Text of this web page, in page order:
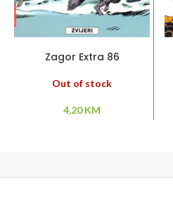
Zagor Extra 86
Out of stock
4,20KM